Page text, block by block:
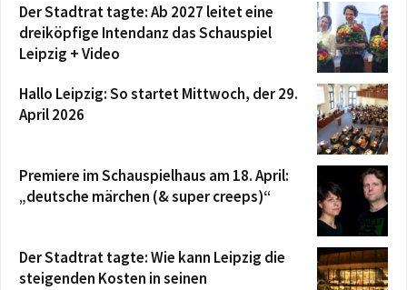
Der Stadtrat tagte: Ab 2027 leitet eine
dreiköpfige Intendanz das Schauspiel
Leipzig + Video
Hallo Leipzig: So startet Mittwoch, der 29.
April 2026
Premiere im Schauspielhaus am 18. April:
„deutsche märchen (& super creeps)“
Der Stadtrat tagte: Wie kann Leipzig die
steigenden Kosten in seinen